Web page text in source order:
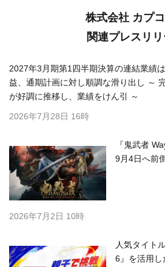
株式会社 カプ
関連プレスリ
2027年3月期第1四半期決算の連結業績
益、通期計画に対し順調な滑り出し ～
が好調に推移し、業績をけん引 ～
2026年7月28日 16時
『鬼武者
9月4日へ前
2026年7月2日 10時
人気タイト
6』を活用し